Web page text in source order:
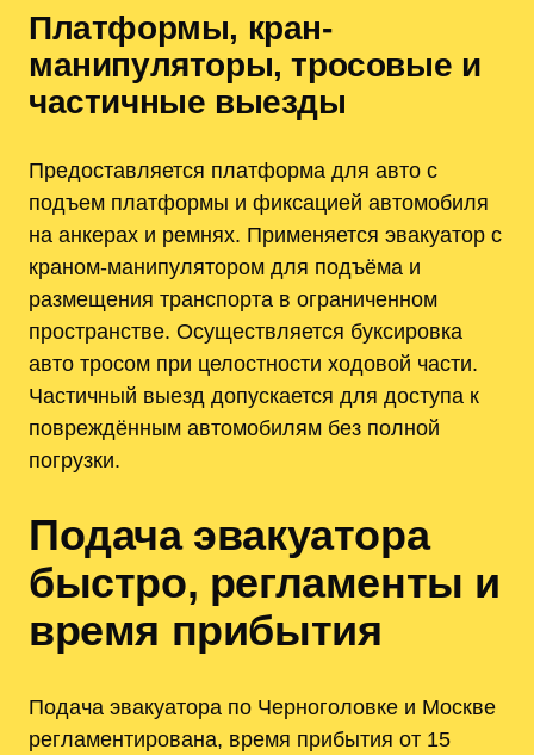
Платформы, кран-
манипуляторы, тросовые и
частичные выезды
Предоставляется платформа для авто с
подъем платформы и фиксацией автомобиля
на анкерах и ремнях. Применяется эвакуатор с
краном-манипулятором для подъёма и
размещения транспорта в ограниченном
пространстве. Осуществляется буксировка
авто тросом при целостности ходовой части.
Частичный выезд допускается для доступа к
повреждённым автомобилям без полной
погрузки.
Подача эвакуатора
быстро, регламенты и
время прибытия
Подача эвакуатора по Черноголовке и Москве
регламентирована, время прибытия от 15